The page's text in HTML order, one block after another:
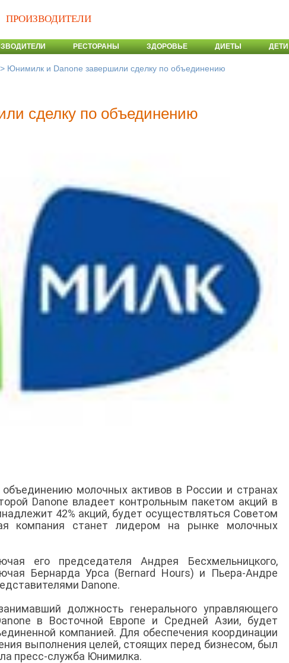
ПРОИЗВОДИТЕЛИ
РЕСТОРАНЫ ЗДОРОВЬЕ ДИЕТЫ ДЕТИ
> Юнимилк и Danone завершили сделку по объединению
сделку по объединению
молочных активов в России и странах
Danone владеет контрольным пакетом акций в
42% акций, будет осуществляться Советом
компания станет лидером на рынке молочных
его председателя Андрея Бесхмельницкого,
Бернарда Урса (Bernard Hours) и Пьера-Андре
Danone.
должность генерального управляющего
в Восточной Европе и Средней Азии, будет
компанией. Для обеспечения координации
выполнения целей, стоящих перед бизнесом, был
пресс-служба Юнимилка.